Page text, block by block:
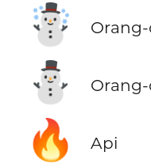
☃️
⛄
🔥 Api